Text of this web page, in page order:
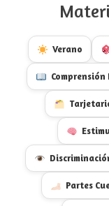
Verano
Comprensión
Partes